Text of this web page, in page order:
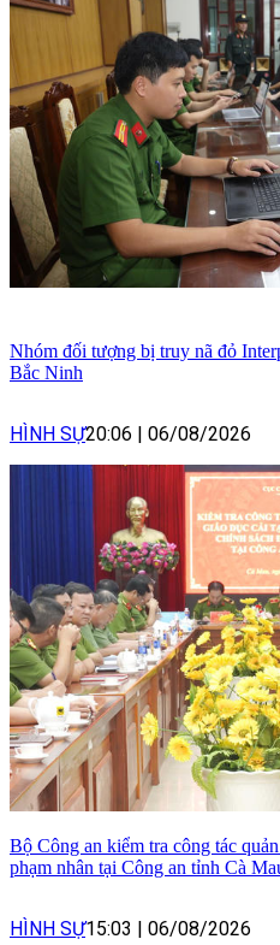
Nhóm đối tượng bị truy nã đỏ
Bắc Ninh
HÌNH SỰ20:06 06/08/2026
Bộ Công an kiểm tra công tác
phạm nhân tại Công an tỉnh Cà
HÌNH SỰ15:03 06/08/2026